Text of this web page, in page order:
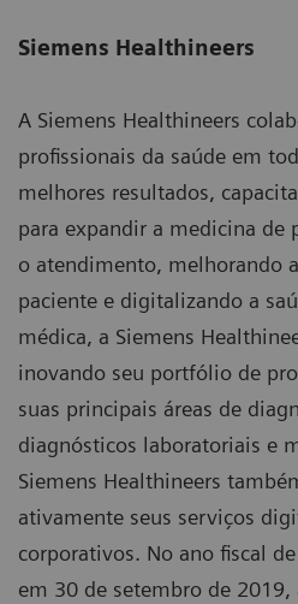
Siemens Healthineers
A Siemens Healthineers
profissionais da saúde em
melhores resultados,
para expandir a medicina de
o atendimento, melhorando
paciente e digitalizando a
médica, a Siemens
inovando seu portfólio de
suas principais áreas de
diagnósticos laboratoriais e
Siemens Healthineers
ativamente seus serviços
corporativos. No ano fiscal
em 30 de setembro de 2019,